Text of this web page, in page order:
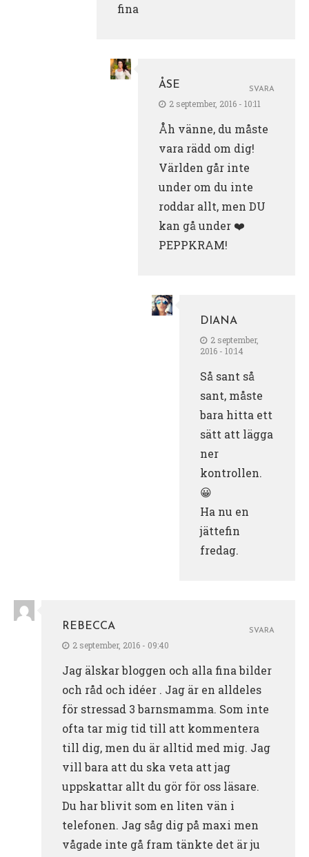
fina
ÅSE
2 september, 2016 - 10:11
Åh vänne, du måste
vara rädd om dig!
Världen går inte
under om du inte
roddar allt, men DU
kan gå under ❤️
PEPPKRAM!
SVARA
DIANA
2 september,
2016 - 10:14
Så sant så
sant, måste
bara hitta ett
sätt att lägga
ner
kontrollen.
😀
Ha nu en
jättefin
fredag.
REBECCA
2 september, 2016 - 09:40
Jag älskar bloggen och alla fina bilder
och råd och idéer . Jag är en alldeles
för stressad 3 barnsmamma. Som inte
ofta tar mig tid till att kommentera
till dig, men du är alltid med mig. Jag
vill bara att du ska veta att jag
uppskattar allt du gör för oss läsare.
Du har blivit som en liten vän i
telefonen. Jag såg dig på maxi men
vågade inte gå fram tänkte det är ju
SVARA